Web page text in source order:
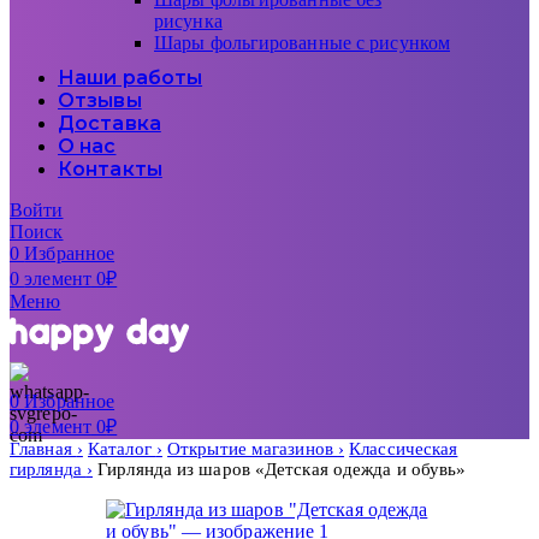
рисунка
Шары фольгированные с рисунком
Наши работы
Отзывы
Доставка
О нас
Контакты
Войти
Поиск
0Избранное
0элемент 0₽
Меню
0Избранное
0элемент 0₽
Главная Каталог Открытие магазинов
Классическая
гирлянда
Гирлянда из шаров «Детская одежда и обувь»